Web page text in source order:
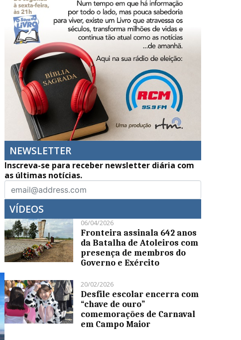
NEWSLETTER
Inscreva-se para receber newsletter diária com
as últimas notícias.
VÍDEOS
06/04/2026
Fronteira assinala 642 anos
da Batalha de Atoleiros com
presença de membros do
Governo e Exército
20/02/2026
Desfile escolar encerra com
“chave de ouro”
comemorações de Carnaval
em Campo Maior